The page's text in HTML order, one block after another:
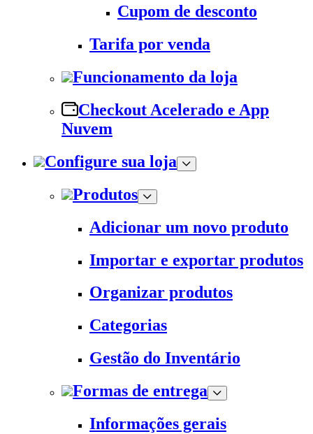
Cupom de desconto
Tarifa por venda
Funcionamento da loja
Checkout Acelerado e App
Nuvem
Configure sua loja
Produtos
Adicionar um novo produto
Importar e exportar produtos
Organizar produtos
Categorias
Gestão do Inventário
Formas de entrega
Informações gerais